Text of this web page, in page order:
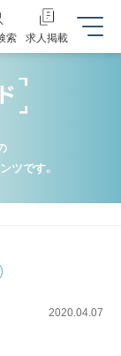
索 求人掲載
ツです。
2020.04.07